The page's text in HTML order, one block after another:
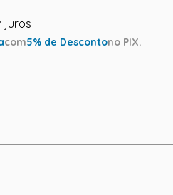
com5% de Descontono PIX.